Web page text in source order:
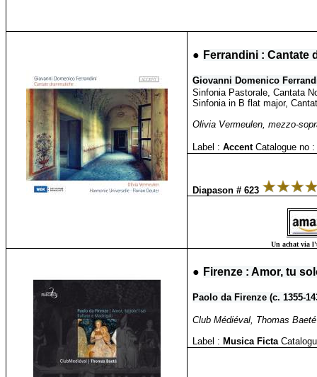
● Ferrandini : Cantate
Giovanni Domenico
Sinfonia Pastorale, Cantata
Sinfonia in B flat major,
Olivia Vermeulen, mezzo-
Label : AccentCatalogue no :
Diapason # 623
Un achat via
● Firenze : Amor, tu
Paolo da Firenze (c. 1355-
Club Médiéval, Thomas
Label : Musica Ficta